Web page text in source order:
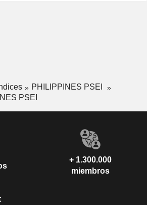
PHILIPPINES PSEI
PSEI
+ 1.300.000
miembros